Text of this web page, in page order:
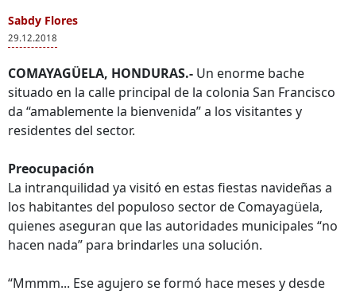
Sabdy Flores
29.12.2018
COMAYAGÜELA, HONDURAS.- Un enorme bache
situado en la calle principal de la colonia San Francisco
da “amablemente la bienvenida” a los visitantes y
residentes del sector.
Preocupación
La intranquilidad ya visitó en estas fiestas navideñas a
los habitantes del populoso sector de Comayagüela,
quienes aseguran que las autoridades municipales “no
hacen nada” para brindarles una solución.
“Mmmm... Ese agujero se formó hace meses y desde